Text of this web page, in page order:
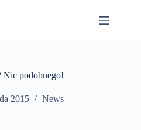
Nic podobnego!
2015 News